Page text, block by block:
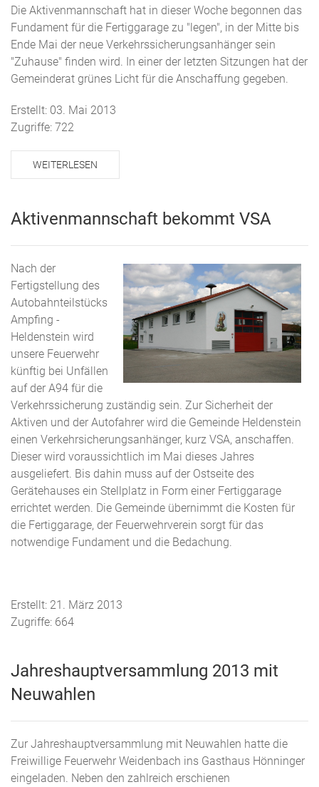
Die Aktivenmannschaft hat in dieser Woche begonnen das
Fundament für die Fertiggarage zu "legen", in der Mitte bis
Ende Mai der neue Verkehrssicherungsanhänger sein
"Zuhause" finden wird. In einer der letzten Sitzungen hat der
Gemeinderat grünes Licht für die Anschaffung gegeben.
Erstellt: 03. Mai 2013
Zugriffe: 722
WEITERLESEN
Aktivenmannschaft bekommt VSA
Nach der
Fertigstellung des
Autobahnteilstücks
Ampfing -
Heldenstein wird
unsere Feuerwehr
künftig bei Unfällen
auf der A94 für die
Verkehrssicherung zuständig sein. Zur Sicherheit der
Aktiven und der Autofahrer wird die Gemeinde Heldenstein
einen Verkehrsicherungsanhänger, kurz VSA, anschaffen.
Dieser wird voraussichtlich im Mai dieses Jahres
ausgeliefert. Bis dahin muss auf der Ostseite des
Gerätehauses ein Stellplatz in Form einer Fertiggarage
errichtet werden. Die Gemeinde übernimmt die Kosten für
die Fertiggarage, der Feuerwehrverein sorgt für das
notwendige Fundament und die Bedachung.
Erstellt: 21. März 2013
Zugriffe: 664
Jahreshauptversammlung 2013 mit
Neuwahlen
Zur Jahreshauptversammlung mit Neuwahlen hatte die
Freiwillige Feuerwehr Weidenbach ins Gasthaus Hönninger
eingeladen. Neben den zahlreich erschienen